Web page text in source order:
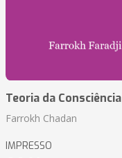
Teoria da Consciência
Farrokh Chadan
IMPRESSO